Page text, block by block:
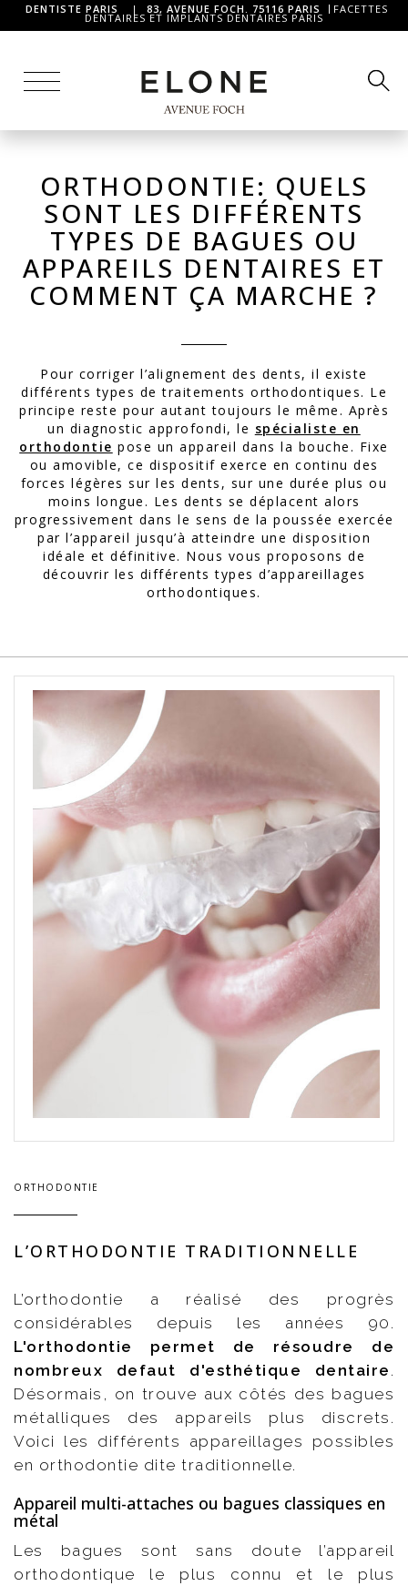
DENTISTE PARIS | 83, AVENUE FOCH. 75116 PARIS FACETTES
DENTAIRES ET IMPLANTS DENTAIRES PARIS
ORTHODONTIE: QUELS
SONT LES DIFFÉRENTS
TYPES DE BAGUES OU
APPAREILS DENTAIRES ET
COMMENT ÇA MARCHE ?
Pour corriger l’alignement des dents, il existe
différents types de traitements orthodontiques. Le
principe reste pour autant toujours le même. Après
un diagnostic approfondi, le spécialiste en
orthodontie pose un appareil dans la bouche. Fixe
ou amovible, ce dispositif exerce en continu des
forces légères sur les dents, sur une durée plus ou
moins longue. Les dents se déplacent alors
progressivement dans le sens de la poussée exercée
par l’appareil jusqu’à atteindre une disposition
idéale et définitive. Nous vous proposons de
découvrir les différents types d’appareillages
orthodontiques.
ORTHODONTIE
L’ORTHODONTIE TRADITIONNELLE
L’orthodontie a réalisé des progrès
considérables depuis les années 90.
L'orthodontie permet de résoudre de
nombreux defaut d'esthétique dentaire .
Désormais, on trouve aux côtés des bagues
métalliques des appareils plus discrets.
Voici les différents appareillages possibles
en orthodontie dite traditionnelle.
Appareil multi-attaches ou bagues classiques en
métal
Les bagues sont sans doute l’appareil
orthodontique le plus connu et le plus